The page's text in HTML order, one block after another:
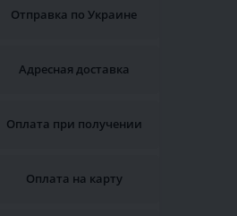
Отправка по Украине
Адресная доставка
Оплата при получении
Оплата на карту